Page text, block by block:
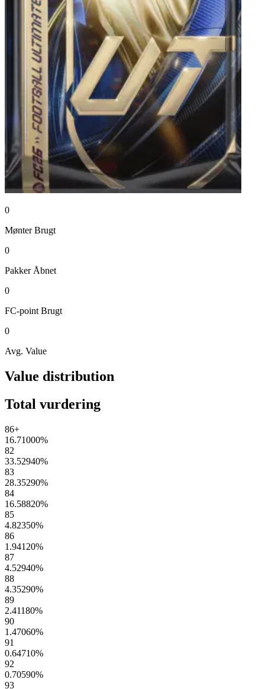
0
Mønter Brugt
0
Pakker Åbnet
0
FC-point Brugt
0
Avg. Value
Value distribution
Total vurdering
86+
16.71000%
82
33.52940%
83
28.35290%
84
16.58820%
85
4.82350%
86
1.94120%
87
4.52940%
88
4.35290%
89
2.41180%
90
1.47060%
91
0.64710%
92
0.70590%
93